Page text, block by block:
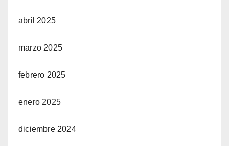
abril 2025
marzo 2025
febrero 2025
enero 2025
diciembre 2024